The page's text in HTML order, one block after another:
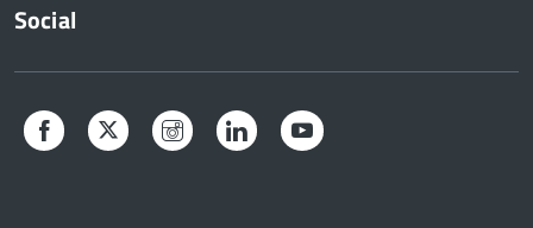
Social
Facebook Twitter Instagram LinkedIn